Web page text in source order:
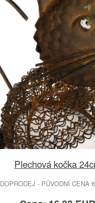
Plechová kočka
DOPRODEJ - PŮVODNÍ CENA